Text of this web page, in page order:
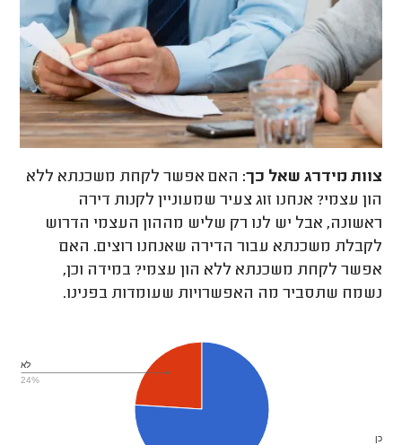
צוות מידרג שאל כך: האם אפשר לקחת משכנתא ללא
הון עצמי? אנחנו זוג צעיר שמעוניין לקנות דירה
ראשונה, אבל יש לנו רק שליש מההון העצמי הדרוש
לקבלת משכנתא עבור הדירה שאנחנו רוצים. האם
אפשר לקחת משכנתא ללא הון עצמי? במידה וכן,
נשמח שתסביר מה האפשרויות שעומדות בפנינו.
כן
לא
24%